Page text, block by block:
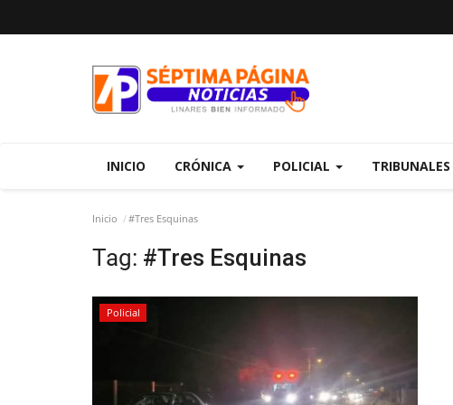
INICIO CRÓNICA POLICIAL TRIBUNALES
Inicio #Tres Esquinas
Tag: #Tres Esquinas
Policial